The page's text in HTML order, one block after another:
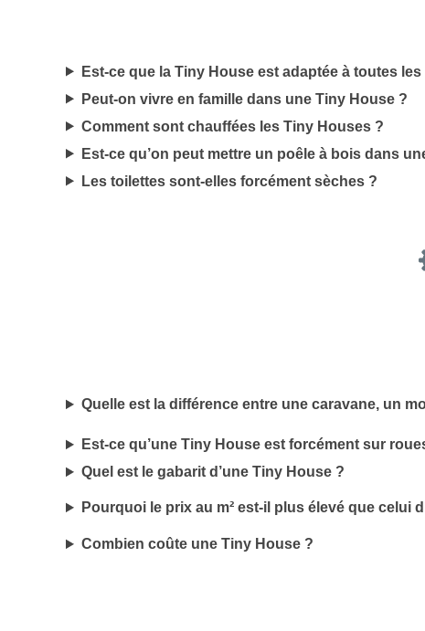
Est-ce que la Tiny House est adaptée à toutes
Peut-on vivre en famille dans une Tiny House ?
Comment sont chauffées les Tiny Houses ?
Est-ce qu’on peut mettre un poêle à bois dans
Les toilettes sont-elles forcément sèches ?
Quelle est la différence entre une caravane, un
Est-ce qu’une Tiny House est forcément sur
Quel est le gabarit d’une Tiny House ?
Pourquoi le prix au m² est-il plus élevé que celui
Combien coûte une Tiny House ?